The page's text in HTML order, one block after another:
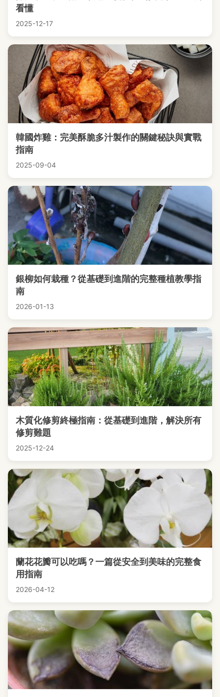
看懂
2025-12-17
韓國炸雞：完美酥脆多汁製作的關鍵秘訣與實戰
指南
2025-09-04
銀柳如何栽種？從基礎到進階的完整種植教學指
南
2026-01-13
木質化修剪終極指南：從基礎到進階，解決所有
修剪難題
2025-12-24
蘭花花瓣可以吃嗎？一篇從安全到美味的完整食
用指南
2026-04-12